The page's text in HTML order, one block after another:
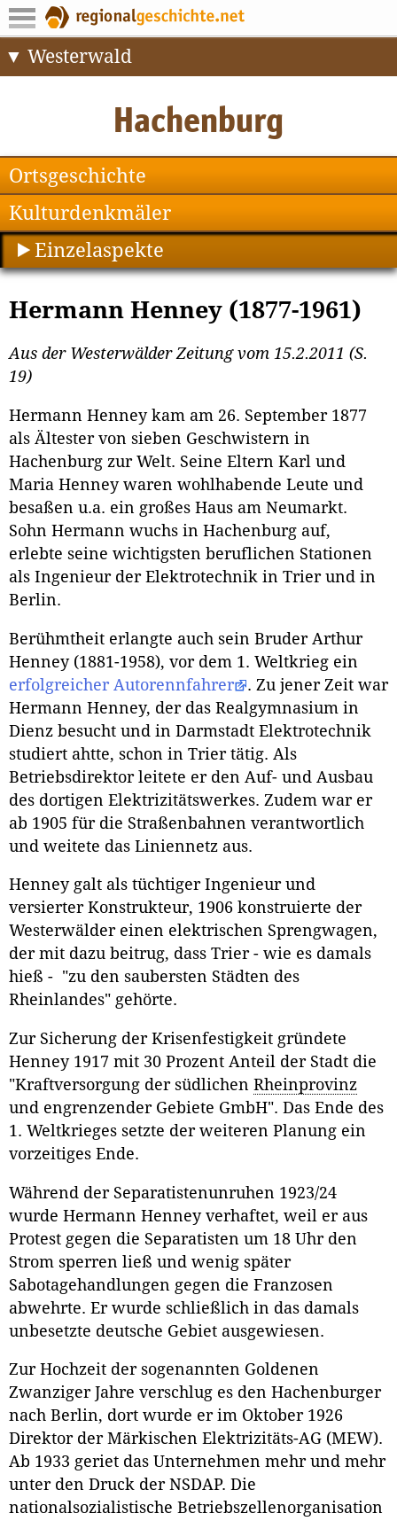
Westerwald
Ortsgeschichte
Kulturdenkmäler
Einzelaspekte
Hermann Henney (1877-1961)
Aus der Westerwälder Zeitung vom 15.2.2011 (S.
19)
Hermann Henney kam am 26. September 1877
als Ältester von sieben Geschwistern in
Hachenburg zur Welt. Seine Eltern Karl und
Maria Henney waren wohlhabende Leute und
besaßen u.a. ein großes Haus am Neumarkt.
Sohn Hermann wuchs in Hachenburg auf,
erlebte seine wichtigsten beruflichen Stationen
als Ingenieur der Elektrotechnik in Trier und in
Berlin.
Berühmtheit erlangte auch sein Bruder Arthur
Henney (1881-1958), vor dem 1. Weltkrieg ein
erfolgreicher Autorennfahrer
. Zu jener Zeit war
Hermann Henney, der das Realgymnasium in
Dienz besucht und in Darmstadt Elektrotechnik
studiert ahtte, schon in Trier tätig. Als
Betriebsdirektor leitete er den Auf- und Ausbau
des dortigen Elektrizitätswerkes. Zudem war er
ab 1905 für die Straßenbahnen verantwortlich
und weitete das Liniennetz aus.
Henney galt als tüchtiger Ingenieur und
versierter Konstrukteur, 1906 konstruierte der
Westerwälder einen elektrischen Sprengwagen,
der mit dazu beitrug, dass Trier - wie es damals
hieß - "zu den saubersten Städten des
Rheinlandes" gehörte.
Zur Sicherung der Krisenfestigkeit gründete
Henney 1917 mit 30 Prozent Anteil der Stadt die
"Kraftversorgung der südlichen Rheinprovinz
und engrenzender Gebiete GmbH". Das Ende des
1. Weltkrieges setzte der weiteren Planung ein
vorzeitiges Ende.
Während der Separatistenunruhen 1923/24
wurde Hermann Henney verhaftet, weil er aus
Protest gegen die Separatisten um 18 Uhr den
Strom sperren ließ und wenig später
Sabotagehandlungen gegen die Franzosen
abwehrte. Er wurde schließlich in das damals
unbesetzte deutsche Gebiet ausgewiesen.
Zur Hochzeit der sogenannten Goldenen
Zwanziger Jahre verschlug es den Hachenburger
nach Berlin, dort wurde er im Oktober 1926
Direktor der Märkischen Elektrizitäts-AG (MEW).
Ab 1933 geriet das Unternehmen mehr und mehr
unter den Druck der NSDAP. Die
nationalsozialistische Betriebszellenorganisation